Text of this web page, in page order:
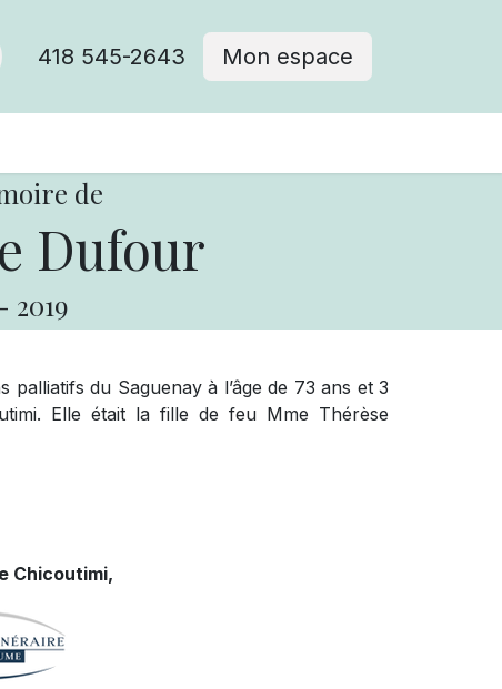
418 545-2643 Mon espace
de
Dufour
2019
palliatifs du Saguenay à l’âge de 73 ans et 3
Elle était la fille de feu Mme Thérèse
Chicoutimi,